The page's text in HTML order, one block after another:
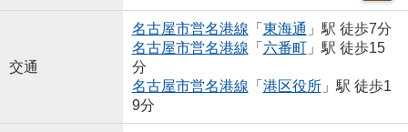
交通
名古屋市営名港線 「 東海通 」駅 徒歩7分
名古屋市営名港線 「 六番町」駅 徒歩15
分
名古屋市営名港線 「 港区役所」駅 徒歩1
9分